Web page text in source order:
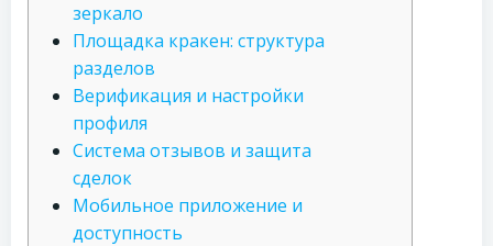
зеркало
Площадка кракен: структура
разделов
Верификация и настройки
профиля
Система отзывов и защита
сделок
Мобильное приложение и
доступность